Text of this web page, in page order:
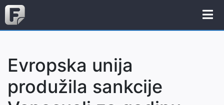
Evropska unija
produžila sankcije